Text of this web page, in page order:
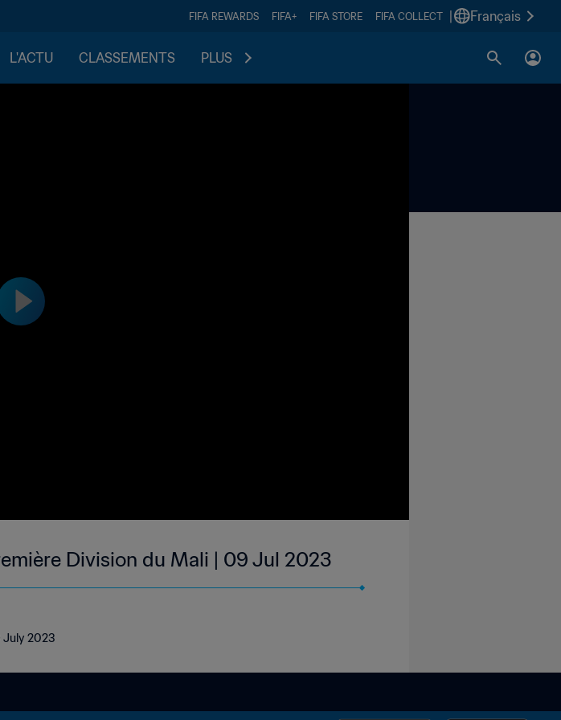
FIFA REWARDS FIFA+ FIFA STORE FIFA COLLECT Français
L'ACTU CLASSEMENTS PLUS
Division du Mali | 09 Jul 2023
July 2023